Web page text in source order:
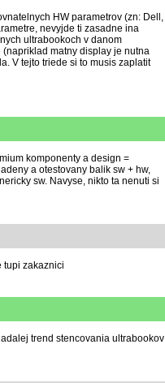
HW parametrov (zn: Dell,
nevyjde ti zasadne ina
ultrabookoch v danom
matny display je nutna
V tejto triede si to musis zaplatit
komponenty a design =
a otestovany balik sw + hw,
sw. Navyse, nikto ta nenuti si
tupi zakaznici
trend stencovania ultrabookov